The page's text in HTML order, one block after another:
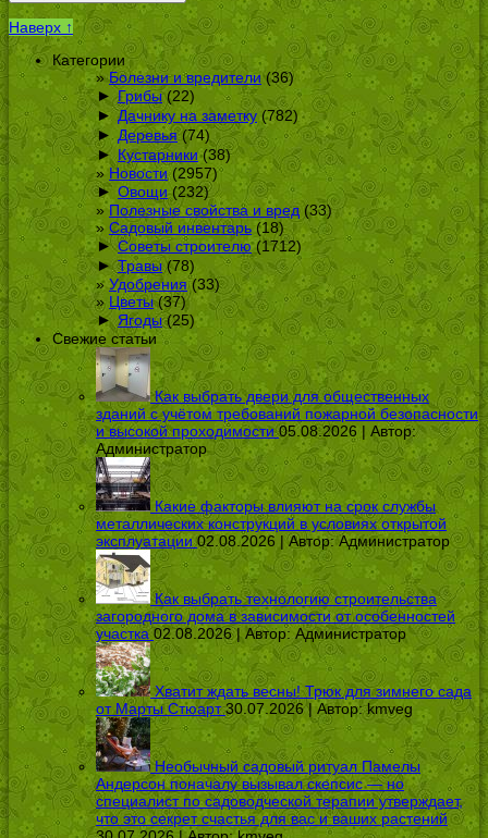
Наверх ↑
Категории
Болезни и вредители(36)
► Грибы(22)
► Дачнику на заметку(782)
► Деревья(74)
► Кустарники(38)
Новости(2957)
► Овощи(232)
Полезные свойства и вред(33)
Садовый инвентарь (18)
► Советы строителю(1712)
► Травы(78)
Удобрения(33)
Цветы(37)
► Ягоды(25)
Свежие статьи
Как выбрать двери для общественных
зданий с учётом требований пожарной безопасности
и высокой проходимости 05.08.2026 | Автор:
Администратор
Какие факторы влияют на срок службы
металлических конструкций в условиях открытой
эксплуатации 02.08.2026 | Автор:Администратор
Как выбрать технологию строительства
загородного дома в зависимости от особенностей
участка 02.08.2026 | Автор:Администратор
Хватит ждать весны! Трюк для зимнего сада
от Марты Стюарт 30.07.2026 | Автор:kmveg
Необычный садовый ритуал Памелы
Андерсон поначалу вызывал скепсис — но
специалист по садоводческой терапии утверждает,
что это секрет счастья для вас и ваших растений